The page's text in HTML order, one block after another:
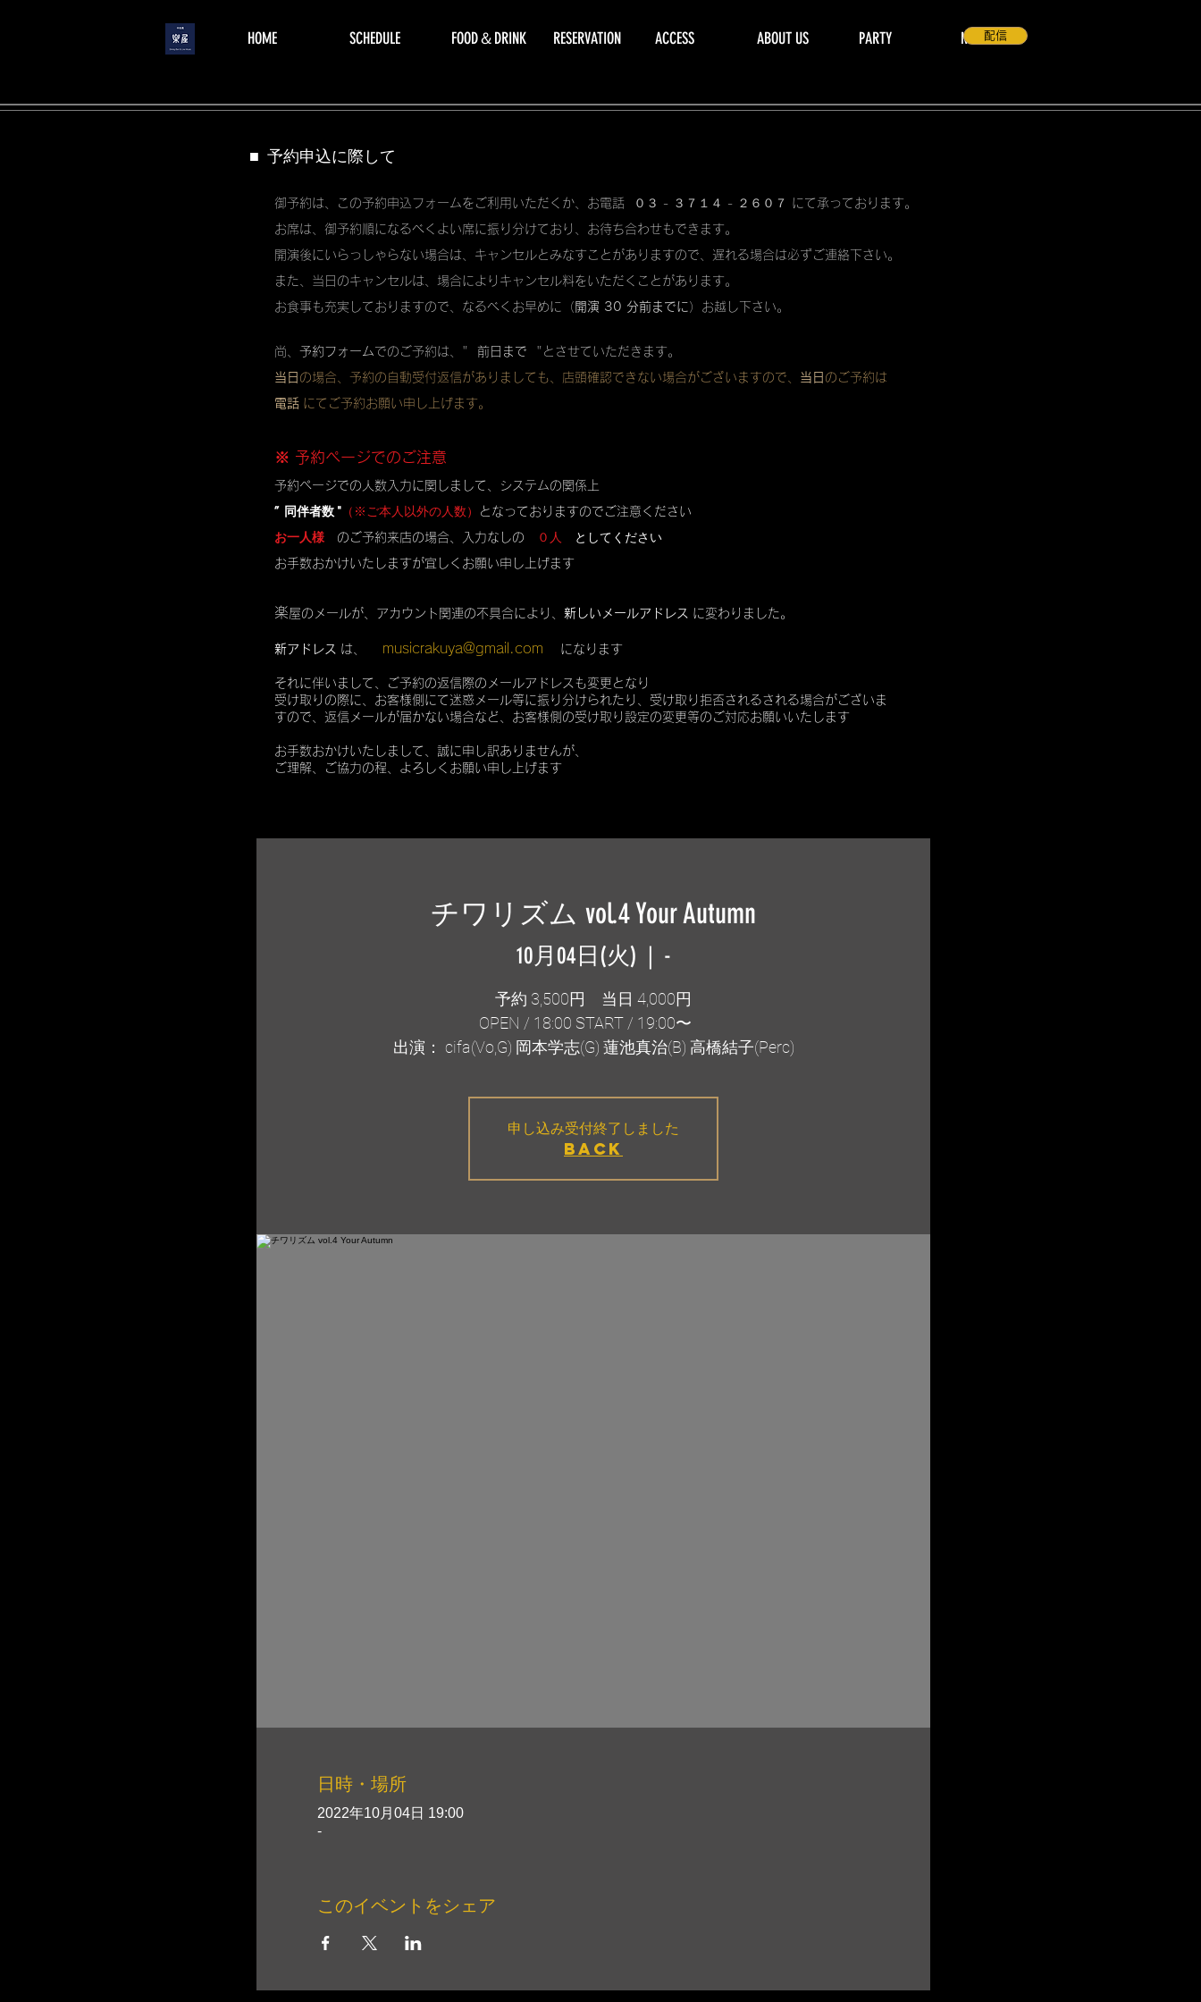
menu HOME SCHEDULE FOOD＆DRINK RESERVATION ACCESS ABOUT US PARTY NEWS配信
■ 予約申込に際して
御予約は、この予約申込フォームをご利用いただくか、お電話 ０３ - ３７１４ - ２６０７ にて承っております。
お席は、御予約順になるべくよい席に振り分けており、お待ち合わせもできます。
開演後にいらっしゃらない場合は、キャンセルとみなすことがありますので、遅れる場合は必ずご連絡下さい。
また、当日のキャンセルは、場合によりキャンセル料をいただくことがあります。
お食事も充実しておりますので、なるべくお早めに（ 開演 30 分前までに）お越し下さい。
尚、 予約フォームでのご予約は、" 前日まで "とさせていただきます。
当日 の場合、予約の自動受付返信がありましても、店頭確認できない場合がございますので、 当日 のご予約は
電話 にてご予約お願い申し上げます。
※ 予約ページでのご注意
予約ページでの人数入力に関しまして、システムの関係上
” 同伴者数 " （※ご本人以外の人数） となっておりますのでご注意ください
お一人様 のご予約来店の場合、入力なしの ０人 としてください
お手数おかけいたしますが宜しくお願い申し上げます
楽屋のメールが、アカウント関連の不具合により、 新しいメールアドレス に変わりました。
新アドレス は、 musicrakuya@gmail.com になります
それに伴いまして、ご予約の返信際のメールアドレスも変更となり
受け取りの際に、お客様側にて迷惑メール等に振り分けられたり、受け取り拒否されるされる場合がございま
すので、返信メールが届かない場合など、お客様側の受け取り設定の変更等のご対応お願いいたします
お手数おかけいたしまして、誠に申し訳ありませんが、
ご理解、ご協力の程、よろしくお願い申し上げます
チワリズム vol.4 Your Autumn
10月04日(火)
  |
-
予約 3,500円 当日 4,000円
OPEN / 18:00 START / 19:00〜
出演： cifa(Vo,G) 岡本学志(G) 蓮池真治(B) 高橋結子(Perc)
申し込み受付終了しました
BACK
日時・場所
2022年10月04日 19:00
-
このイベントをシェア